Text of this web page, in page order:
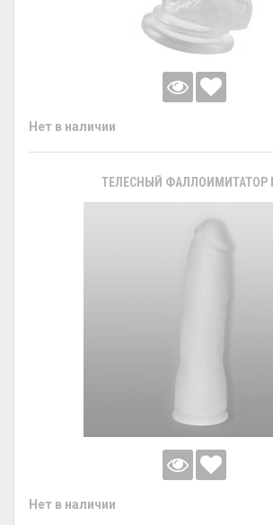
Нет в наличии
ТЕЛЕСНЫЙ ФАЛЛОИМИТАТОР
Нет в наличии